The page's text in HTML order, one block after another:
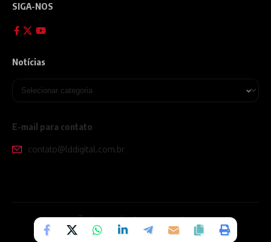
SIGA-NOS
Notícias
E-mail para contato
contato@lddigital.com.br
Todos os direitos reservados